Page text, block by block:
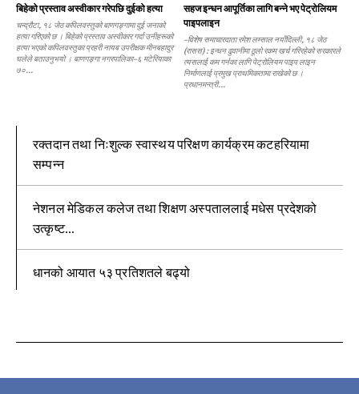
बिहेको प्रस्ताव अस्वीकार गरेपछि दुईको हत्या
चन्द्रौटा, १८ जेठ कपिलवस्तुको बाणगङ्गामा दुई जनाको
हत्या गरिएको छ । बिहेको प्रस्ताव अस्वीकार गर्दा उनीहरूको
हत्या भएको कपिलवस्तुका प्रहरी नायब उपरीक्षक मीनबहादुर
घलेले बताउनुभयो । बाणगङ्गा नगरपालिका–६ मटेरियाका
७०...
सहज इन्धन आपूर्तिका लागि बन्ने भए पेट्रोलियम
पाइपलाइन
–विशेष समाचारदाता रमेश लम्साल नयाँदिल्ली, १८ जेठ
(रासस) : इन्धन ढुवानीमा ठूलो रकम खर्च गरिरहेको सरकारले
त्यसलाई कम गर्नका लागि पेट्रोलियम पाइप लाइन
निर्माणलाई प्रमुख प्राथमिकतामा राखेको छ ।
प्रधानमन्त्री...
रक्तदान तथा निःशुल्क स्वास्थय परिक्षण कार्यक्रम कटहरियामा
सम्पन्न
नेशनल मेडिकल कलेज तथा शिक्षण अस्पताललाई मधेस प्रदेशको
उत्कृष्ट...
धानको आयात ५३ प्रतिशतले बढ्यो